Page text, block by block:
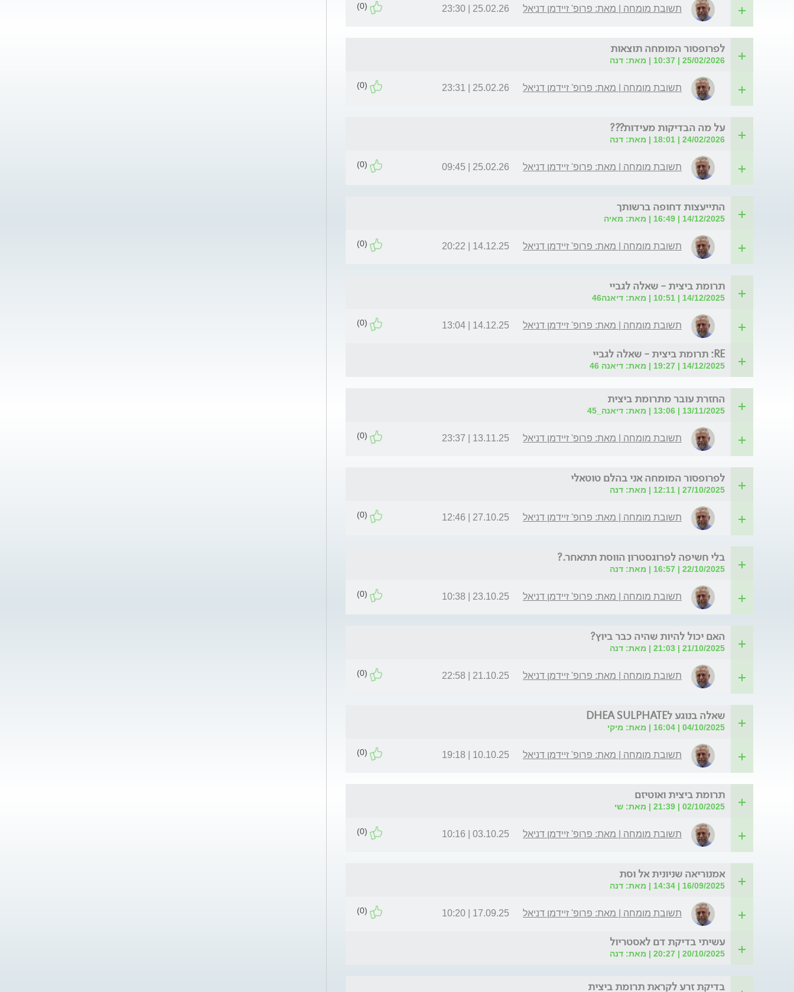
תשובת מומחה | מאת: פרופ' זיידמן דניאל 25.02.26 | 23:30
(0)
לפרופסור המומחה תוצאות
25/02/2026 | 10:37 | מאת: דנה
תשובת מומחה | מאת: פרופ' זיידמן דניאל 25.02.26 | 23:31
(0)
על מה הבדיקות מעידות???
24/02/2026 | 18:01 | מאת: דנה
תשובת מומחה | מאת: פרופ' זיידמן דניאל 25.02.26 | 09:45
(0)
התייעצות דחופה ברשותך
14/12/2025 | 16:49 | מאת: מאיה
תשובת מומחה | מאת: פרופ' זיידמן דניאל 14.12.25 | 20:22
(0)
תרומת ביצית - שאלה לגביי
14/12/2025 | 10:51 | מאת: דיאנה46
תשובת מומחה | מאת: פרופ' זיידמן דניאל 14.12.25 | 13:04
(0)
RE: תרומת ביצית - שאלה לגביי
14/12/2025 | 19:27 | מאת: דיאנה 46
החזרת עובר מתרומת ביצית
13/11/2025 | 13:06 | מאת: דיאנה_45
תשובת מומחה | מאת: פרופ' זיידמן דניאל 13.11.25 | 23:37
(0)
לפרופסור המומחה אני בהלם טוטאלי
27/10/2025 | 12:11 | מאת: דנה
תשובת מומחה | מאת: פרופ' זיידמן דניאל 27.10.25 | 12:46
(0)
בלי חשיפה לפרוגסטרון הווסת תתאחר.?
22/10/2025 | 16:57 | מאת: דנה
תשובת מומחה | מאת: פרופ' זיידמן דניאל 23.10.25 | 10:38
(0)
האם יכול להיות שהיה כבר ביוץ?
21/10/2025 | 21:03 | מאת: דנה
תשובת מומחה | מאת: פרופ' זיידמן דניאל 21.10.25 | 22:58
(0)
שאלה בנוגע לDHEA SULPHATE
04/10/2025 | 16:04 | מאת: מיקי
תשובת מומחה | מאת: פרופ' זיידמן דניאל 10.10.25 | 19:18
(0)
תרומת ביצית ואוטיזם
02/10/2025 | 21:39 | מאת: שי
תשובת מומחה | מאת: פרופ' זיידמן דניאל 03.10.25 | 10:16
(0)
אמנוריאה שניונית אל וסת
16/09/2025 | 14:34 | מאת: דנה
תשובת מומחה | מאת: פרופ' זיידמן דניאל 17.09.25 | 10:20
(0)
עשיתי בדיקת דם לאסטריול
20/10/2025 | 20:27 | מאת: דנה
בדיקת זרע לקראת תרומת ביצית